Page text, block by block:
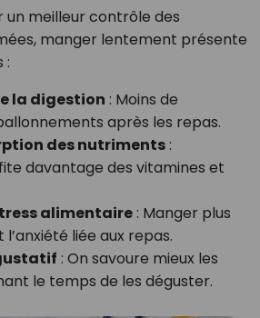
un meilleur contrôle des
manger lentement présente
:
la digestion : Moins de
après les repas.
des nutriments:
davantage des vitamines et
alimentaire: Manger plus
liée aux repas.
: On savoure mieux les
le temps de les déguster.